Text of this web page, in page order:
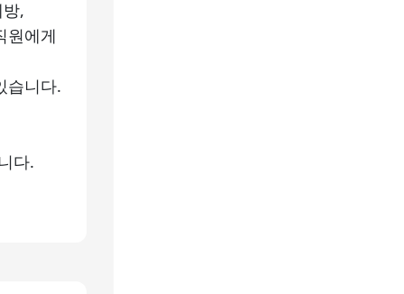
,
원에게
습니다.
다.